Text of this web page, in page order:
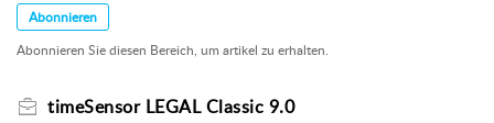
Abonnieren
Abonnieren Sie diesen Bereich, um artikel zu erhalten.
timeSensor LEGAL Classic 9.0